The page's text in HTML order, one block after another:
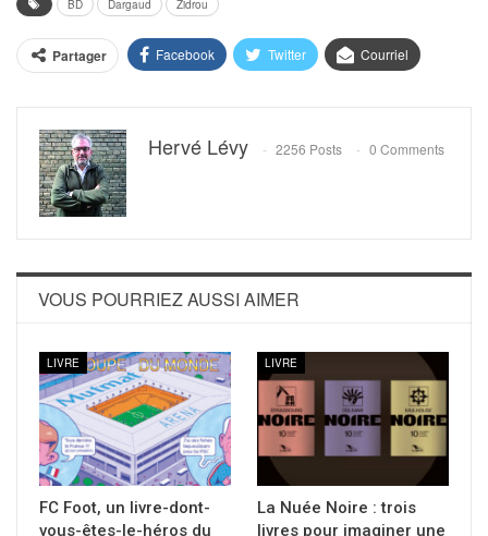
BD Dargaud Zidrou
Partager Facebook Twitter Courriel
Hervé Lévy 2256 Posts 0 Comments
VOUS POURRIEZ AUSSI AIMER
LIVRE
FC Foot, un livre-dont-
vous-êtes-le-héros du
LIVRE
La Nuée Noire : trois
livres pour imaginer une